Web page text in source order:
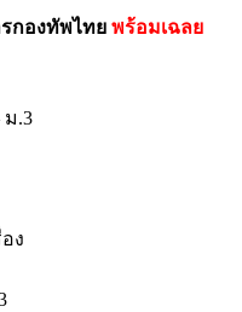
กองทัพไทย พร้อมเฉลย
ม.3
ง